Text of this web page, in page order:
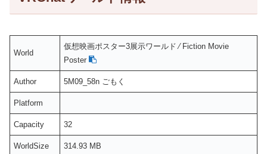
World
仮想映画ポスター3展示ワールド ⁄ Fiction Movie
Poster
Author 5M09_58n ごもく
Platform
Capacity 32
WorldSize 314.93 MB